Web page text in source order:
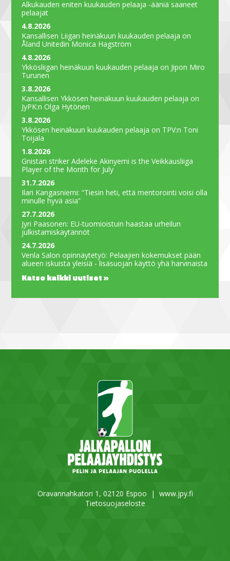
Alkukauden eniten kuukauden pelaaja -ääniä saaneet
pelaajat
4.8.2026
Kansallisen Liigan heinäkuun kuukauden pelaaja on
Åland Unitedin Monica Hagström
4.8.2026
Ykkösliigan heinäkuun kuukauden pelaaja on Jipon Miro
Turunen
3.8.2026
Kansallisen Ykkösen heinäkuun kuukauden pelaaja on
JyPK:n Olga Hytönen
3.8.2026
Ykkösen heinäkuun kuukauden pelaaja on TPV:n Toni
Toijala
1.8.2026
Gnistan striker Adeleke Akinyemi is the Veikkausliiga
Player of the Month for July
31.7.2026
Ilari Kangasniemi: “Tiesin heti, että mentorointi voisi olla
minulle hyvä asia”
27.7.2026
Jyri Paasonen: EU-tuomioistuin haastaa urheilun
julkistamiskäytännöt
24.7.2026
Venla Salon opinnäytetyö: Pelaajien kokemukset pään
alueen iskuista yleisiä - lisäsuojan käyttö yhä harvinaista
Katso kaikki uutiset »
Oravannahkatori 1, 02120 Espoo | www.jpy.fi
Tietosuojaseloste